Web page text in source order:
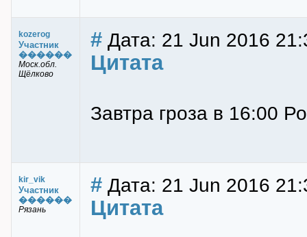
kozerog
Участник
������
Моск.обл.
Щёлково
# Дата: 21 Jun 2016
Цитата
Завтра гроза в 16:00
kir_vik
Участник
������
Рязань
# Дата: 21 Jun 2016
Цитата